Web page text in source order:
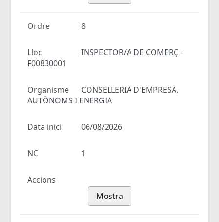
Ordre 8
Lloc
INSPECTOR/A DE COMERÇ -
F00830001
Organisme
CONSELLERIA D'EMPRESA,
AUTÒNOMS I ENERGIA
Data inici 06/08/2026
NC 1
Accions
Mostra